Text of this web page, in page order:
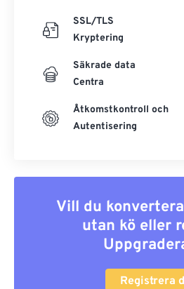
SSL/TLS
Kryptering
Säkrade data
Centra
Åtkomstkontroll och
Autentisering
Vill du
utan kö eller
Registrera